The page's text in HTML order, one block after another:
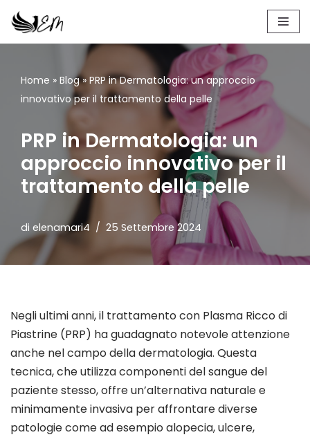
Vai
contenuto
Home » Blog» PRP in Dermatologia: un approccio
innovativo per il trattamento della pelle
PRP in Dermatologia: un
approccio innovativo per il
trattamento della pelle
di elenamari4 25 Settembre 2024
Negli ultimi anni, il trattamento con Plasma Ricco di
Piastrine (PRP) ha guadagnato notevole attenzione
anche nel campo della dermatologia. Questa
tecnica, che utilizza componenti del sangue del
paziente stesso, offre un’alternativa naturale e
minimamente invasiva per affrontare diverse
patologie come ad esempio alopecia, ulcere,